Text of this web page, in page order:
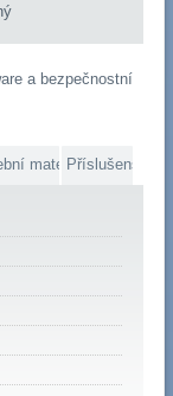
a bezpečnostní
materiálPříslušenství